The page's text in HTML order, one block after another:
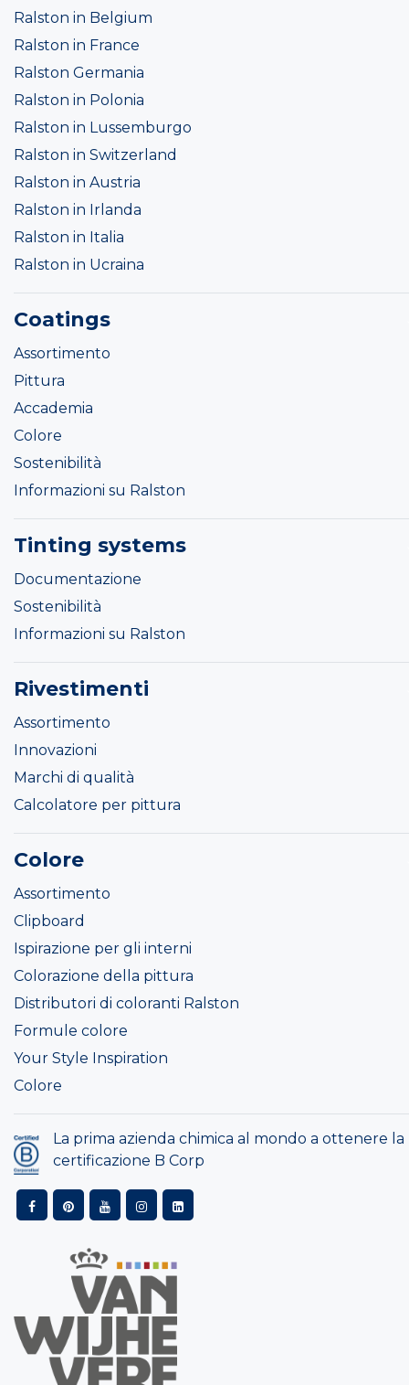
Ralston in Belgium
Ralston in France
Ralston Germania
Ralston in Polonia
Ralston in Lussemburgo
Ralston in Switzerland
Ralston in Austria
Ralston in Irlanda
Ralston in Italia
Ralston in Ucraina
Coatings
Assortimento
Pittura
Accademia
Colore
Sostenibilità
Informazioni su Ralston
Tinting systems
Documentazione
Sostenibilità
Informazioni su Ralston
Rivestimenti
Assortimento
Innovazioni
Marchi di qualità
Calcolatore per pittura
Colore
Assortimento
Clipboard
Ispirazione per gli interni
Colorazione della pittura
Distributori di coloranti Ralston
Formule colore
Your Style Inspiration
Colore
La prima azienda chimica al mondo a ottenere la
certificazione B Corp